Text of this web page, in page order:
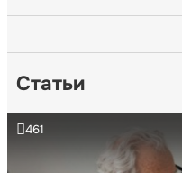
Статьи
461